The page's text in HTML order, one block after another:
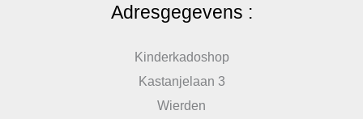
Adresgegevens :
Kinderkadoshop
Kastanjelaan 3
Wierden